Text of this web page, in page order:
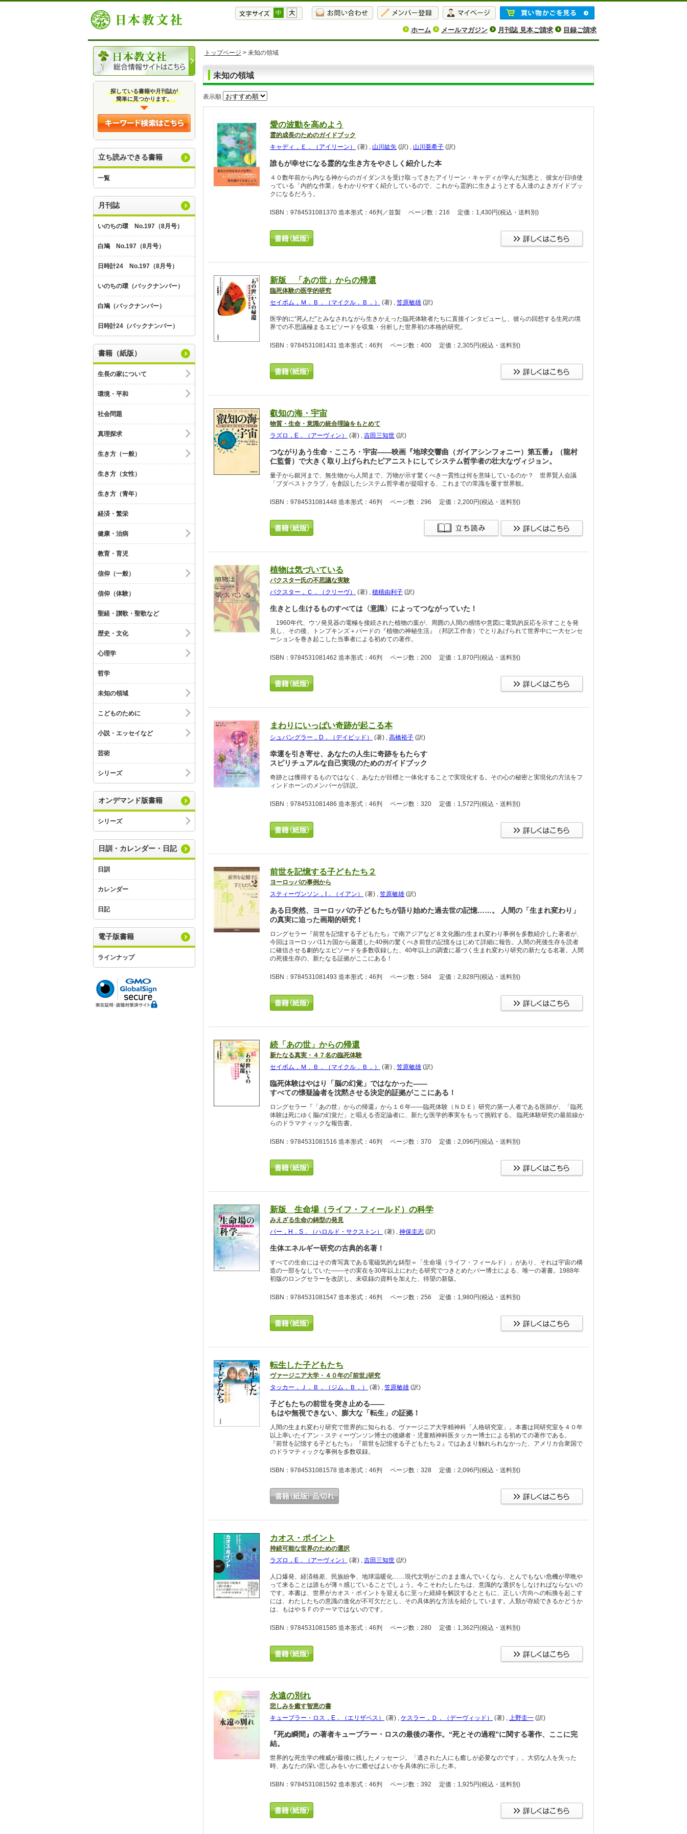
中 大
ホーム メールマガジン 月刊誌 見本ご請求 目録ご請求
探している書籍や月刊誌が
簡単に見つかります。
立ち読みできる書籍
一覧
月刊誌
いのちの環 No.197（8月号）
白鳩 No.197（8月号）
日時計24 No.197（8月号）
いのちの環（バックナンバー）
白鳩（バックナンバー）
日時計24（バックナンバー）
書籍（紙版）
生長の家について
環境・平和
社会問題
真理探求
生き方（一般）
生き方（女性）
生き方（青年）
経済・繁栄
健康・治病
教育・育児
信仰（一般）
信仰（体験）
聖経・讃歌・聖歌など
歴史・文化
心理学
哲学
未知の領域
こどものために
小説・エッセイなど
芸術
シリーズ
オンデマンド版書籍
シリーズ
日訓・カレンダー・日記
日訓
カレンダー
日記
電子版書籍
ラインナップ
トップページ > 未知の領域
未知の領域
表示順
愛の波動を高めよう
霊的成長のためのガイドブック
キャディ，Ｅ．（アイリーン）
(著) , 山川紘矢 (訳) , 山川亜希子 (訳)
誰もが幸せになる霊的な生き方をやさしく紹介した本
４０数年前から内なる神からのガイダンスを受け取ってきたアイリーン・キャディが学んだ知恵と、彼女が日頃使
っている「内的な作業」をわかりやすく紹介しているので、これから霊的に生きようとする人達のよきガイドブッ
クになるだろう。
ISBN：9784531081370 造本形式：46判／並製 ページ数：216 定価：1,430円(税込・送料別)
新版 「あの世」からの帰還
臨死体験の医学的研究
セイボム，Ｍ．Ｂ．（マイクル．Ｂ．）
(著) , 笠原敏雄 (訳)
医学的に“死んだ”とみなされながら生きかえった臨死体験者たちに直接インタビューし、彼らの回想する生死の境
界での不思議極まるエピソードを収集・分析した世界初の本格的研究。
ISBN：9784531081431 造本形式：46判 ページ数：400 定価：2,305円(税込・送料別)
叡知の海・宇宙
物質・生命・意識の統合理論をもとめて
ラズロ，E．（アーヴィン）
(著) , 吉田三知世 (訳)
つながりあう生命・こころ・宇宙――映画『地球交響曲（ガイアシンフォニー）第五番』（龍村
仁監督）で大きく取り上げられたピアニストにしてシステム哲学者の壮大なヴィジョン。
量子から銀河まで、無生物から人間まで、万物が示す驚くべき一貫性は何を意味しているのか？ 世界賢人会議
「ブダペストクラブ」を創設したシステム哲学者が提唱する、これまでの常識を覆す世界観。
ISBN：9784531081448 造本形式：46判 ページ数：296 定価：2,200円(税込・送料別)
植物は気づいている
バクスター氏の不思議な実験
バクスター，Ｃ．（クリーヴ）
(著) , 穂積由利子 (訳)
生きとし生けるものすべては〈意識〉によってつながっていた！
1960年代、ウソ発見器の電極を接続された植物の葉が、周囲の人間の感情や意図に電気的反応を示すことを発
見し、その後、トンプキンズ＋バードの『植物の神秘生活』（邦訳工作舎）でとりあげられて世界中に一大センセ
ーションを巻き起こした当事者による初めての著作。
ISBN：9784531081462 造本形式：46判 ページ数：200 定価：1,870円(税込・送料別)
まわりにいっぱい奇跡が起こる本
シュパングラー，D．（デイビッド） (著) , 高橋裕子 (訳)
幸運を引き寄せ、あなたの人生に奇跡をもたらす
スピリチュアルな自己実現のためのガイドブック
奇跡とは獲得するものではなく、あなたが目標と一体化することで実現化する。その心の秘密と実現化の方法をフ
ィンドホーンのメンバーが詳説。
ISBN：9784531081486 造本形式：46判 ページ数：320 定価：1,572円(税込・送料別)
前世を記憶する子どもたち２
ヨーロッパの事例から
スティーヴンソン，I．（イアン）
(著) , 笠原敏雄 (訳)
ある日突然、ヨーロッパの子どもたちが語り始めた過去世の記憶……。 人間の「生まれ変わり」
の真実に迫った画期的研究！
ロングセラー『前世を記憶する子どもたち』で南アジアなど８文化圏の生まれ変わり事例を多数紹介した著者が、
今回はヨーロッパ11カ国から厳選した40例の驚くべき前世の記憶をはじめて詳細に報告。人間の死後生存を読者
に確信させる劇的なエピソードを多数収録した、40年以上の調査に基づく生まれ変わり研究の新たなる名著。人間
の死後生存の、新たなる証拠がここにある！
ISBN：9784531081493 造本形式：46判 ページ数：584 定価：2,828円(税込・送料別)
続「あの世」からの帰還
新たなる真実・４７名の臨死体験
セイボム，Ｍ．Ｂ．（マイクル．Ｂ．）
(著) , 笠原敏雄 (訳)
臨死体験はやはり「脳の幻覚」ではなかった――
すべての懐疑論者を沈黙させる決定的証拠がここにある！
ロングセラー『「あの世」からの帰還』から１６年――臨死体験（ＮＤＥ）研究の第一人者である医師が、「臨死
体験は死にゆく脳の幻覚だ」と唱える否定論者に、新たな医学的事実をもって挑戦する。 臨死体験研究の最前線か
らのドラマティックな報告書。
ISBN：9784531081516 造本形式：46判 ページ数：370 定価：2,096円(税込・送料別)
新版 生命場（ライフ・フィールド）の科学
みえざる生命の鋳型の発見
バー，H．S．（ハロルド・サクストン）
(著) , 神保圭志 (訳)
生体エネルギー研究の古典的名著！
すべての生命にはその青写真である電磁気的な鋳型＝「生命場（ライフ・フィールド）」があり、それは宇宙の構
造の一部をなしていた――その実在を30年以上にわたる研究でつきとめたバー博士による、唯一の著書。1988年
初版のロングセラーを改訳し、未収録の資料を加えた、待望の新版。
ISBN：9784531081547 造本形式：46判 ページ数：256 定価：1,980円(税込・送料別)
転生した子どもたち
ヴァージニア大学・４０年の｢前世｣研究
タッカー，Ｊ．Ｂ．（ジム．Ｂ．）
(著) , 笠原敏雄 (訳)
子どもたちの前世を突き止める――
もはや無視できない、膨大な「転生」の証拠！
人間の生まれ変わり研究で世界的に知られる、ヴァージニア大学精神科「人格研究室」。本書は同研究室を４０年
以上率いたイアン・スティーヴンソン博士の後継者・児童精神科医タッカー博士による初めての著作である。
『前世を記憶する子どもたち』『前世を記憶する子どもたち２』ではあまり触れられなかった、アメリカ合衆国で
のドラマティックな事例を多数収録。
ISBN：9784531081578 造本形式：46判 ページ数：328 定価：2,096円(税込・送料別)
カオス・ポイント
持続可能な世界のための選択
ラズロ，E．（アーヴィン）
(著) , 吉田三知世 (訳)
人口爆発、経済格差、民族紛争、地球温暖化……現代文明がこのまま進んでいくなら、とんでもない危機が早晩や
って来ることは誰もが薄々感じていることでしょう。今こそわたしたちは、意識的な選択をしなければならないの
です。本書は、世界がカオス・ポイントを迎えるに至った経緯を解説するとともに、正しい方向への転換を起こす
には、わたしたちの意識の進化が不可欠だとし、その具体的な方法を紹介しています。人類が存続できるかどうか
は、もはやＳＦのテーマではないのです。
ISBN：9784531081585 造本形式：46判 ページ数：280 定価：1,362円(税込・送料別)
永遠の別れ
悲しみを癒す智恵の書
キューブラー・ロス，E．（エリザベス）
(著) , ケスラー，Ｄ．（デーヴィッド） (著) , 上野圭一 (訳)
『死ぬ瞬間』の著者キューブラー・ロスの最後の著作。“死とその過程”に関する著作、ここに完
結。
世界的な死生学の権威が最後に残したメッセージ。「遺された人にも癒しが必要なのです」。大切な人を失った
時、あなたの深い悲しみをいかに癒せばよいかを具体的に示した本。
ISBN：9784531081592 造本形式：46判 ページ数：392 定価：1,925円(税込・送料別)